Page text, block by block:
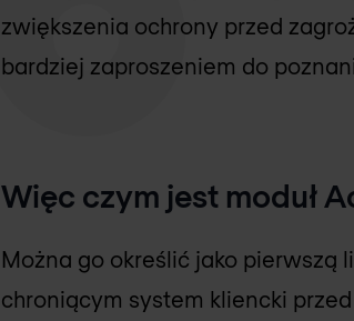
zwiększenia ochrony przed
bardziej zaproszeniem do
Więc czym jest moduł
Można go określić jako pierwszą
chroniącym system kliencki